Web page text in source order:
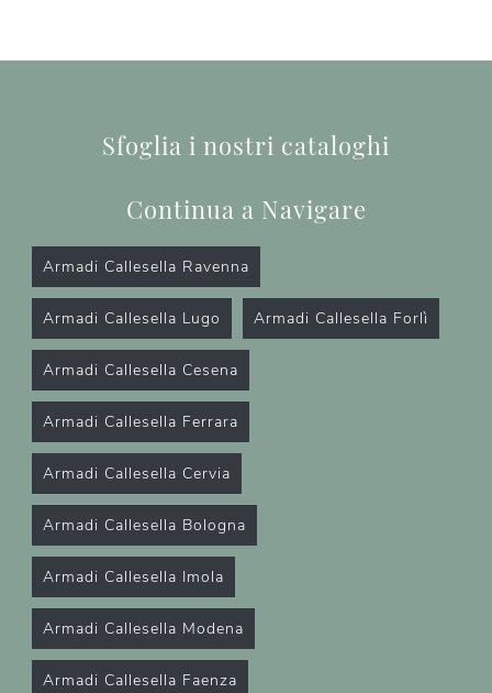
Sfoglia i nostri cataloghi
Continua a Navigare
Armadi Callesella Ravenna
Armadi Callesella Lugo Armadi Callesella Forlì
Armadi Callesella Cesena
Armadi Callesella Ferrara
Armadi Callesella Cervia
Armadi Callesella Bologna
Armadi Callesella Imola
Armadi Callesella Modena
Armadi Callesella Faenza